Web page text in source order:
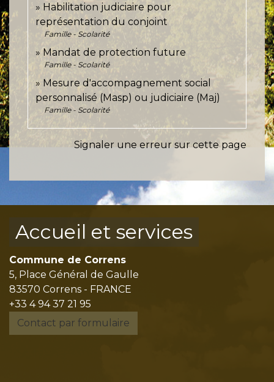
Habilitation judiciaire pour
représentation du conjoint
Famille - Scolarité
Mandat de protection future
Famille - Scolarité
Mesure d'accompagnement social
personnalisé (Masp) ou judiciaire (Maj)
Famille - Scolarité
Signaler une erreur sur cette page
Accueil et services
Commune de Correns
5, Place Général de Gaulle
83570 Correns - FRANCE
+33 4 94 37 21 95
Contact par formulaire